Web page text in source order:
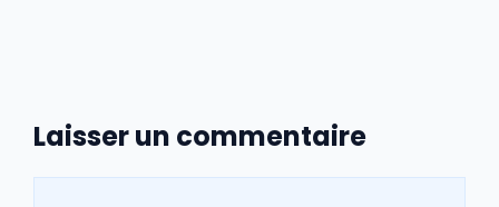
Laisser un commentaire